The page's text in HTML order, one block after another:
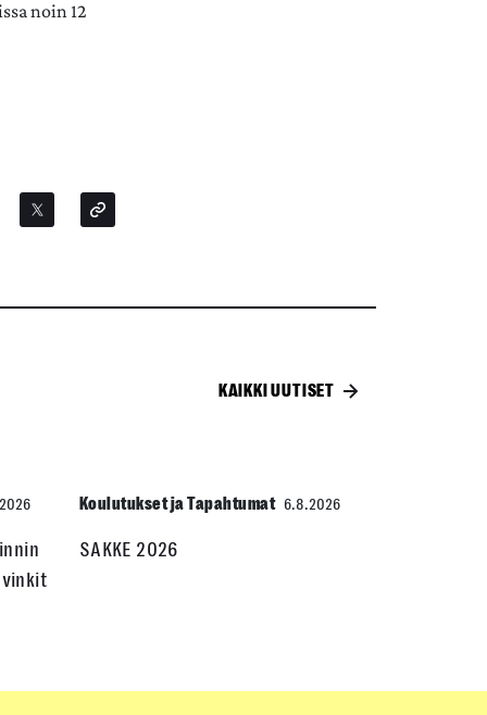
noin 12
KAIKKI UUTISET
Koulutukset ja Tapahtumat 6.8.2026
SAKKE 2026